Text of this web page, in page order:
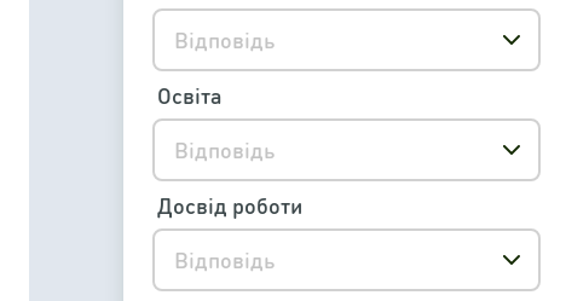
Відповідь
Відповідь
Освіта
Відповідь
Досвід роботи